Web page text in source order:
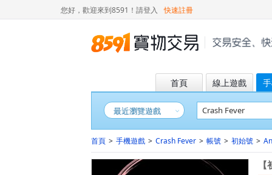
您好，歡迎來到8591！ 請登入 快速註冊
首頁 線上遊戲
最近瀏覽遊戲
首頁 > 手機遊戲 > Crash Fever > 帳號 > 初始號 >